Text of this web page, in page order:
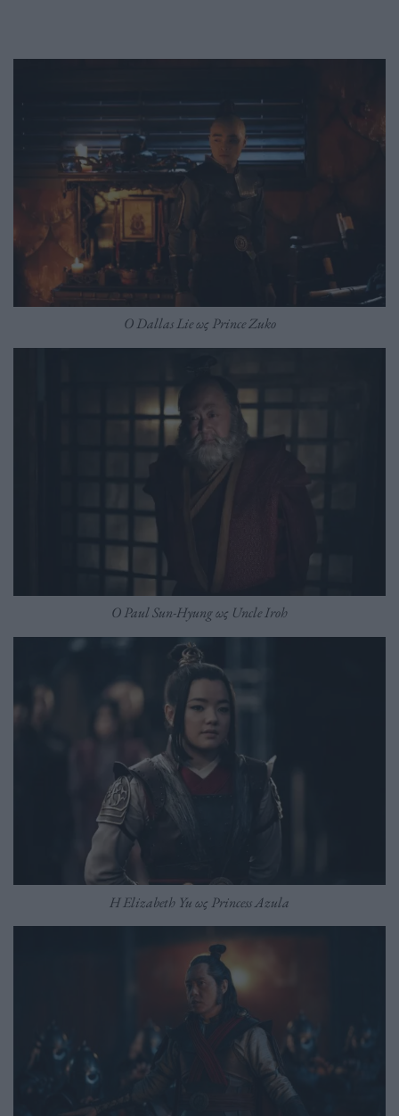
Ο Dallas Lie ως Prince Zuko
Ο Paul Sun-Hyung ως Uncle Iroh
Η Elizabeth Yu ως Princess Azula